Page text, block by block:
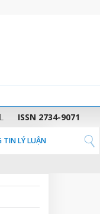
ISSN 2734-9071
TIN LÝ LUẬN